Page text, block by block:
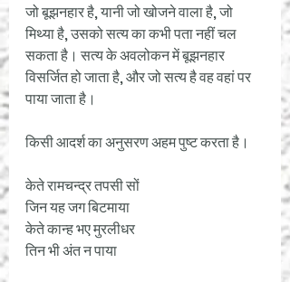
जो बूझनहार है, यानी जो खोजने वाला है, जो
मिथ्या है, उसको सत्य का कभी पता नहीं चल
सकता है। सत्य के अवलोकन में बूझनहार
विसर्जित हो जाता है, और जो सत्य है वह वहां पर
पाया जाता है।
किसी आदर्श का अनुसरण अहम पुष्ट करता है।
केते रामचन्द्र तपसी सों
जिन यह जग बिटमाया
केते कान्ह भए मुरलीधर
तिन भी अंत न पाया